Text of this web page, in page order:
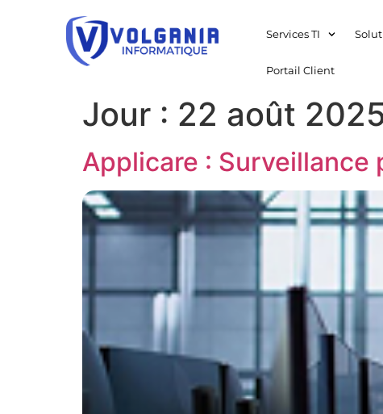
Services TI
Portail Client
Jour : 22 août
Applicare : Surveillance